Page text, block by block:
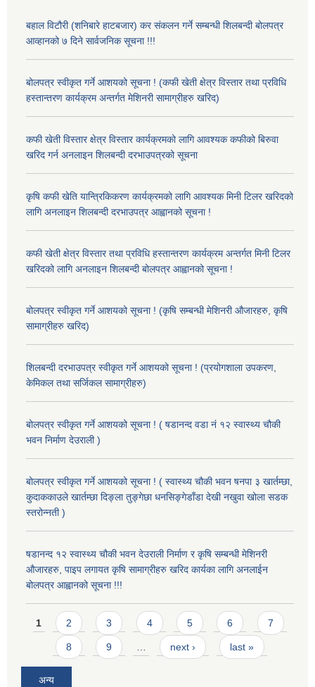
बहाल विटौरी (शनिबारे हाटबजार) कर संकलन गर्ने सम्बन्धी शिलबन्दी बोलपत्र
आव्हानको ७ दिने सार्वजनिक सूचना !!!
बोलपत्र स्वीकृत गर्ने आशयको सूचना ! (कफी खेती क्षेत्र विस्तार तथा प्रविधि
हस्तान्तरण कार्यक्रम अन्तर्गत मेशिनरी सामाग्रीहरु खरिद)
कफी खेती विस्तार क्षेत्र विस्तार कार्यक्रमको लागि आवश्यक कफीको बिरुवा
खरिद गर्न अनलाइन शिलबन्दी दरभाउपत्रको सूचना
कृषि कफी खेति यान्त्रिकिकरण कार्यक्रमको लागि आवश्यक मिनी टिलर खरिदको
लागि अनलाइन शिलबन्दी दरभाउपत्र आह्वानको सूचना !
कफी खेती क्षेत्र विस्तार तथा प्रविधि हस्तान्तरण कार्यक्रम अन्तर्गत मिनी टिलर
खरिदको लागि अनलाइन शिलबन्दी बोलपत्र आह्वानको सूचना !
बोलपत्र स्वीकृत गर्ने आशयको सूचना ! (कृषि सम्बन्धी मेशिनरी औजारहरु, कृषि
सामाग्रीहरु खरिद)
शिलबन्दी दरभाउपत्र स्वीकृत गर्ने आशयको सूचना ! (प्रयोगशाला उपकरण,
केमिकल तथा सर्जिकल सामाग्रीहरु)
बोलपत्र स्वीकृत गर्ने आशयको सूचना ! ( षडानन्द वडा नं १२ स्वास्थ्य चौकी
भवन निर्माण देउराली )
बोलपत्र स्वीकृत गर्ने आशयको सूचना ! ( स्वास्थ्य चौकी भवन षनपा ३ खार्तम्छा,
कुदाककाउले खार्तम्छा दिङ्ला तुङ्गेछा धनसिङ्गेडाँडा देखी नखुवा खोला सडक
स्तरोन्नती )
षडानन्द १२ स्वास्थ्य चौकी भवन देउराली निर्माण र कृषि सम्बन्धी मेशिनरी
औजारहरु, पाइप लगायत कृषि सामाग्रीहरु खरिद कार्यका लागि अनलाईन
बोलपत्र आह्वानको सूचना !!!
Pages
1 2 3 4 5 6 7
8 9 … next › last »
अन्य